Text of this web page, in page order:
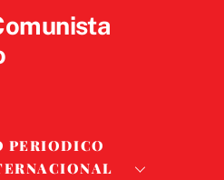
PERIODICO